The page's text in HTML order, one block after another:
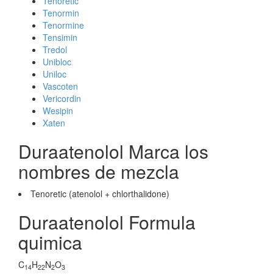
Tenormin
Tenormine
Tensimin
Tredol
Unibloc
Uniloc
Vascoten
Vericordin
Wesipin
Xaten
Duraatenolol Marca los
nombres de mezcla
Tenoretic (atenolol + chlorthalidone)
Duraatenolol Formula
quimica
C14H22N2O3